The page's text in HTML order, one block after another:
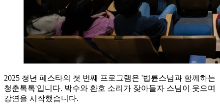
2025 청년 페스타의 첫 번째 프로그램은 '법륜스님과 함께하는
청춘톡톡'입니다. 박수와 환호 소리가 잦아들자 스님이 웃으며
강연을 시작했습니다.